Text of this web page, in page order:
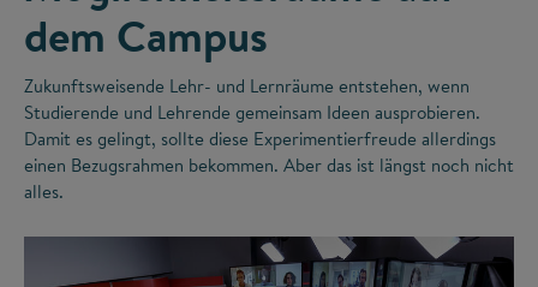
dem Campus
Zukunftsweisende Lehr- und Lernräume entstehen, wenn
Studierende und Lehrende gemeinsam Ideen ausprobieren.
Damit es gelingt, sollte diese Experimentierfreude allerdings
einen Bezugsrahmen bekommen. Aber das ist längst noch nicht
alles.